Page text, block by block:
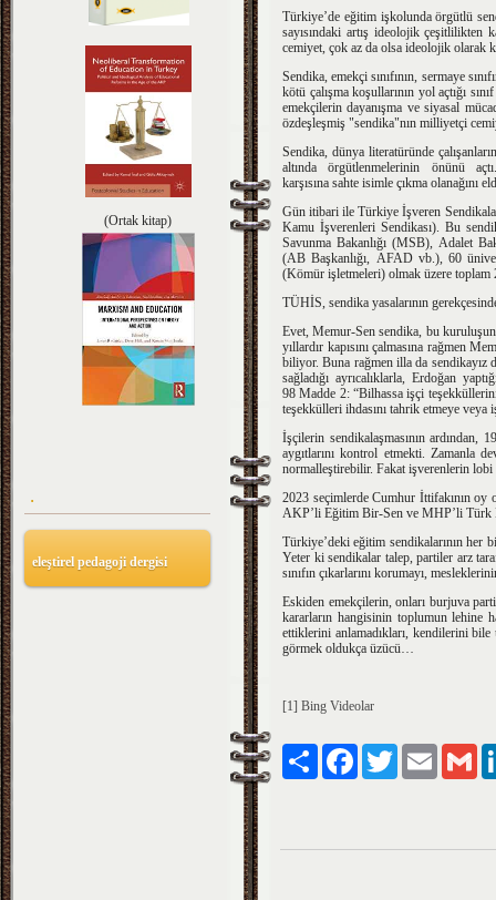
(Ortak kitap)
.
eleştirel pedagoji dergisi
Türkiye’de eğitim işkolunda örgütlü
sayısındaki artış ideolojik çeşitlilikten
cemiyet, çok az da olsa ideolojik olarak
Sendika, emekçi sınıfının, sermaye
kötü çalışma koşullarının yol açtığı
emekçilerin dayanışma ve siyasal
özdeşleşmiş "sendika"nın milliyetçi
Sendika, dünya literatüründe
altında örgütlenmelerinin önünü
karşısına sahte isimle çıkma
Gün itibari ile Türkiye İşveren
Kamu İşverenleri Sendikası). Bu
Savunma Bakanlığı (MSB), Adalet
(AB Başkanlığı, AFAD vb.), 60
(Kömür işletmeleri) olmak üzere toplam
TÜHİS, sendika yasalarının
Evet, Memur-Sen sendika, bu
yıllardır kapısını çalmasına rağmen
biliyor. Buna rağmen illa da sendikayız
sağladığı ayrıcalıklarla, Erdoğan
98 Madde 2: “Bilhassa işçi
teşekkülleri ihdasını tahrik etmeye
İşçilerin sendikalaşmasının ardından,
aygıtlarını kontrol etmekti. Zamanla
normalleştirebilir. Fakat işverenlerin lobi
2023 seçimlerde Cumhur İttifakının oy
AKP’li Eğitim Bir-Sen ve MHP’li Türk
Türkiye’deki eğitim sendikalarının her
Yeter ki sendikalar talep, partiler arz
sınıfın çıkarlarını korumayı,
Eskiden emekçilerin, onları burjuva
kararların hangisinin toplumun lehine
ettiklerini anlamadıkları, kendilerini
görmek oldukça üzücü…
[1] Bing Videolar
Paylaş FacebookTwitter Email